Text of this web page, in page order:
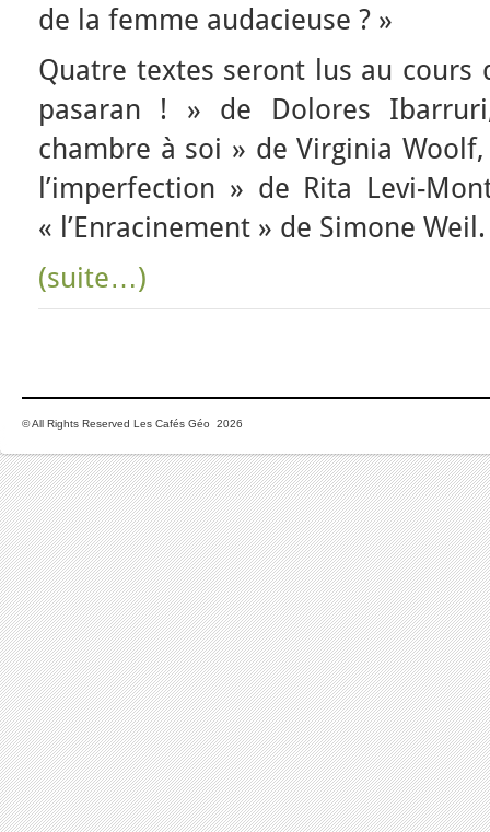
de la femme audacieuse ? »
Quatre textes seront lus au cours
pasaran ! » de Dolores
chambre à soi » de Virginia
l’imperfection » de Rita Levi-
« l’Enracinement » de Simone Weil.
(suite…)
© All Rights Reserved Les Cafés Géo 2026